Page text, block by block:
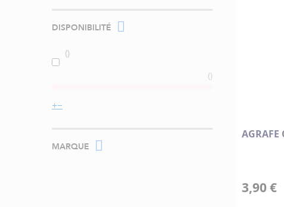
AGRAFE
3,90 €
DISPONIBILITÉ
MARQUE